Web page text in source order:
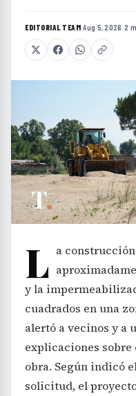
EDITORIAL TEAM·Aug 5, 2026 ·2
L a
y la
cuadrados en una
alertó a vecinos y a
explicaciones
obra. Según indicó
solicitud, el